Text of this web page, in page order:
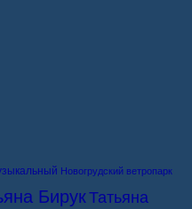
Новогрудский ветропарк
БирукТатьяна